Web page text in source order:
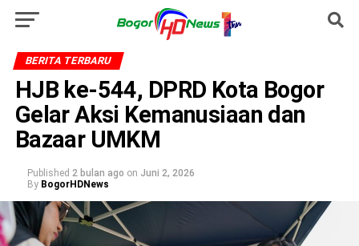
BERITA TERBARU
HJB ke-544, DPRD Kota Bogor
Gelar Aksi Kemanusiaan dan
Bazaar UMKM
Published 2 bulan ago on Juni 2, 2026
By BogorHDNews